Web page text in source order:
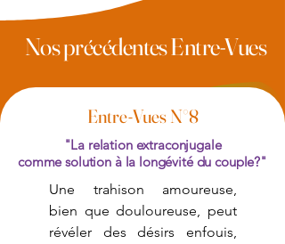
Nos précédentes Entre-Vues
Entre-Vues N°8
"La relation extraconjugale
comme solution à la longévité du couple?"
Une trahison amoureuse,
bien que douloureuse, peut
révéler des désirs enfouis,